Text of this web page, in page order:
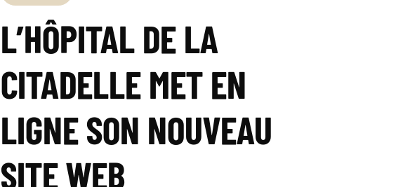
L’HÔPITAL DE LA
CITADELLE MET EN
LIGNE SON NOUVEAU
SITE WEB